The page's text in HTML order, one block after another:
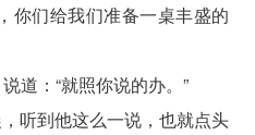
你们给我们准备一桌丰盛的
道：“就照你说的办。”
听到他这么一说，也就点头